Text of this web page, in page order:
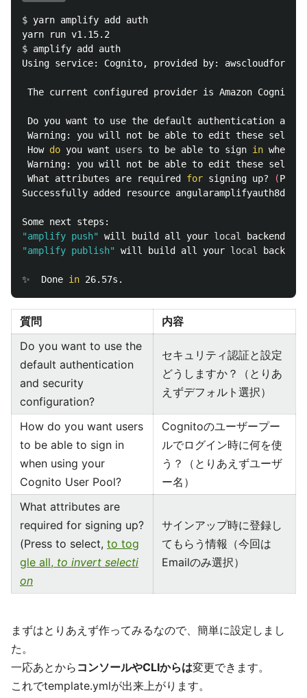
$ yarn amplify add auth
$ amplify add auth
Using service: Cognito, provided by:
The current configured provider is Amazon Cognito.
Do you want to use the default authentication
Warning: you will not be able to edit these
How do you want users to be able to sign in when
Warning: you will not be able to edit these
What attributes are required for signing up? (
Successfully added resource
"amplify push"
will build all your local backend
"amplify publish"
will build all your local
✨  Done in
質問
内容
Do you want to use the
default authentication
and security
configuration?
セキュリティ認証と設定
どうしますか？（とりあ
えずデフォルト選択）
How do you want users
to be able to sign in
when using your
Cognito User Pool?
Cognitoのユーザープー
ルでログイン時に何を使
う？（とりあえずユーザ
ー名）
What attributes are
required for signing up?
(Press to select, to tog
gle all, to invert selecti
on
サインアップ時に登録し
てもらう情報（今回は
Emailのみ選択）
まずはとりあえず作ってみるなので、簡単に設定しまし
た。
一応あとから コンソールやCLIからは変更できます。
これでtemplate.ymlが出来上がります。